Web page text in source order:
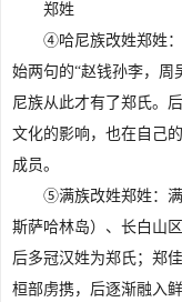
郑姓
④哈尼族改姓郑姓
始两句的“赵钱孙李，周
尼族从此才有了郑氏。
文化的影响，也在自己
成员。
⑤满族改姓郑姓：
斯萨哈林岛）、长白山
后多冠汉姓为郑氏；郑
桓部虏携，后逐渐融入